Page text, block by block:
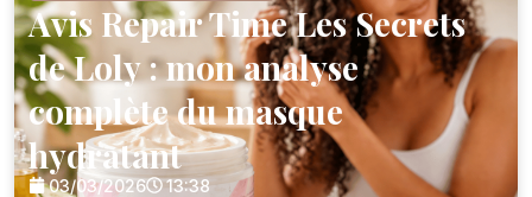
Avis Repair Time Les Secrets
de Loly : mon analyse
complète du masque
hydratant
03/03/2026 13:38